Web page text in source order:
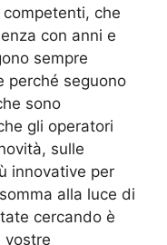
che
con anni e
sempre
perché seguono
sono
gli operatori
sulle
innovative per
alla luce di
cercando è
vostre